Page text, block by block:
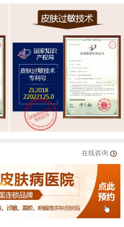
在线咨询